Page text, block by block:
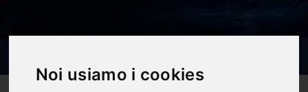
Noi usiamo i cookies